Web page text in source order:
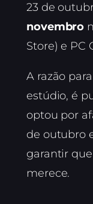
23 de
novembro
Store) e PC
A razão
estúdio, é
optou por
de outubro
garantir
merece.